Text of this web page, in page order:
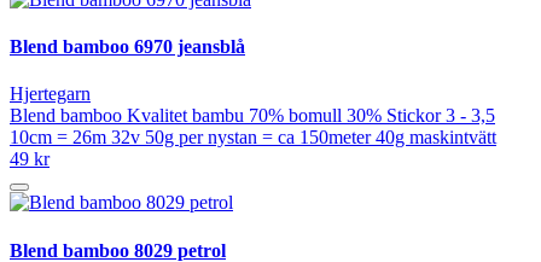
Blend bamboo 6970 jeansblå
Hjertegarn
Blend bamboo Kvalitet bambu 70% bomull 30% Stickor 3 - 3,5
10cm = 26m 32v 50g per nystan = ca 150meter 40g maskintvätt
49 kr
Blend bamboo 8029 petrol